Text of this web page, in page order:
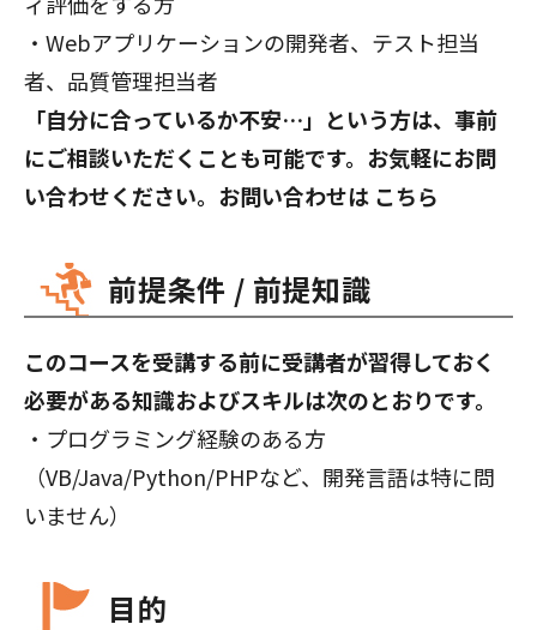
・Webアプリケーションの開発者、テスト担当
者、品質管理担当者
「自分に合っているか不安…」という方は、事前
にご相談いただくことも可能です。お気軽にお問
い合わせください。お問い合わせは こちら
前提条件 / 前提知識
このコースを受講する前に受講者が習得しておく
必要がある知識およびスキルは次のとおりです。
・プログラミング経験のある方
（VB/Java/Python/PHPなど、開発言語は特に問
いません）
目的